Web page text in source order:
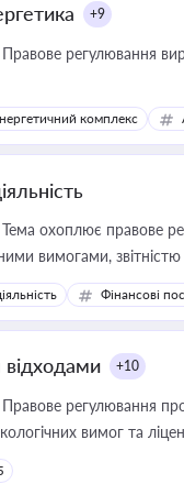
+9
Правове регулювання
комплекс
Тема охоплює правове
вимогами,
у цій сфері корисне для
оренди державного
Фінансові
відходами +10
Правове регулювання
вимог та